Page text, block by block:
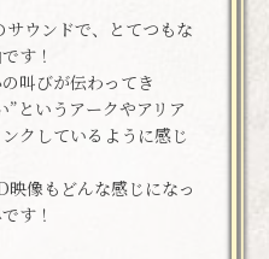
ウンドで、とてつもな
す！
叫びが伝わってき
”というアークやアリア
クしているように感じ
映像もどんな感じになっ
す！